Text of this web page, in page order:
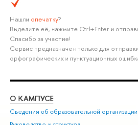
Нашли опечатку?
Выделите её, нажмите Ctrl+Enter и
Спасибо за участие!
Сервис предназначен только для
орфографических и пунктуационных
О КАМПУСЕ
Сведения об образовательной организации